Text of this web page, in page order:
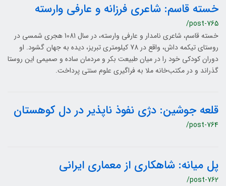
خسته قاسم: شاعری فرزانه و عارفی وارسته
/post-765
خسته قاسم، شاعری نامدار و عارفی وارسته، در سال 1081 هجری شمسی در
روستای تیکمه داش، واقع در 78 کیلومتری تبریز، دیده به جهان گشود. او
دوران کودکی خود را در میان طبیعت بکر و مردمان ساده و صمیمی این روستا
گذراند و در مکتب‌خانه ملا به فراگیری علوم سنتی پرداخت.
قلعه جوشین: دژی نفوذ ناپذیر در دل کوهستان
/post-764
پل میانه: شاهکاری از معماری ایرانی
/post-762